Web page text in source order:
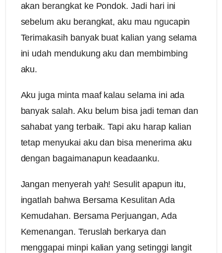
akan berangkat ke Pondok. Jadi hari ini
sebelum aku berangkat, aku mau ngucapin
Terimakasih banyak buat kalian yang selama
ini udah mendukung aku dan membimbing
aku.
Aku juga minta maaf kalau selama ini ada
banyak salah. Aku belum bisa jadi teman dan
sahabat yang terbaik. Tapi aku harap kalian
tetap menyukai aku dan bisa menerima aku
dengan bagaimanapun keadaanku.
Jangan menyerah yah! Sesulit apapun itu,
ingatlah bahwa Bersama Kesulitan Ada
Kemudahan. Bersama Perjuangan, Ada
Kemenangan. Teruslah berkarya dan
menggapai minpi kalian yang setinggi langit